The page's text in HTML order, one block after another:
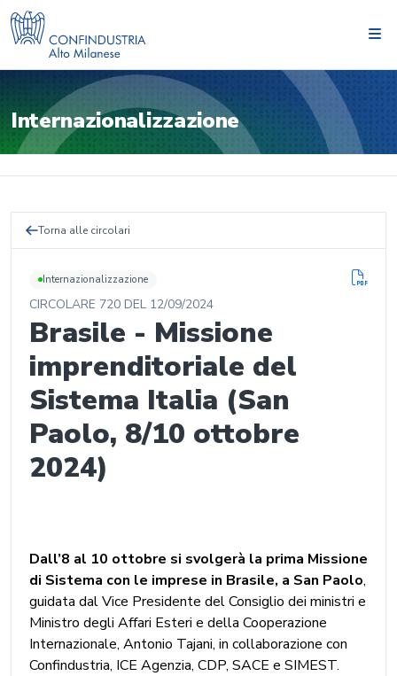
Internazionalizzazione
Torna alle circolari
Internazionalizzazione
CIRCOLARE 720 DEL 12/09/2024
Brasile - Missione
imprenditoriale del
Sistema Italia (San
Paolo, 8/10 ottobre
2024)
Dall’8 al 10 ottobre si svolgerà la prima Missione
di Sistema con le imprese in Brasile, a San Paolo,
guidata dal Vice Presidente del Consiglio dei ministri e
Ministro degli Affari Esteri e della Cooperazione
Internazionale, Antonio Tajani, in collaborazione con
Confindustria, ICE Agenzia, CDP, SACE e SIMEST.